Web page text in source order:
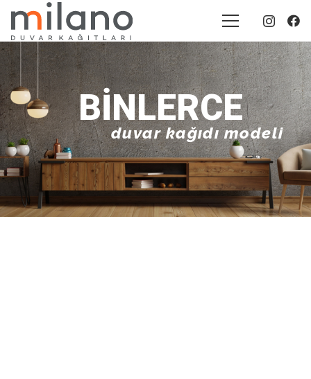
BINLERCE
duvar kağıdı modeli